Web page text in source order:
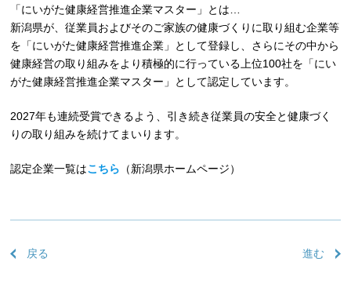
「にいがた健康経営推進企業マスター」とは…
新潟県が、従業員およびそのご家族の健康づくりに取り組む企業等
を「にいがた健康経営推進企業」として登録し、さらにその中から
健康経営の取り組みをより積極的に行っている上位100社を「にい
がた健康経営推進企業マスター」として認定しています。
2027年も連続受賞できるよう、引き続き従業員の安全と健康づく
りの取り組みを続けてまいります。
認定企業一覧はこちら （新潟県ホームページ）
戻る 進む